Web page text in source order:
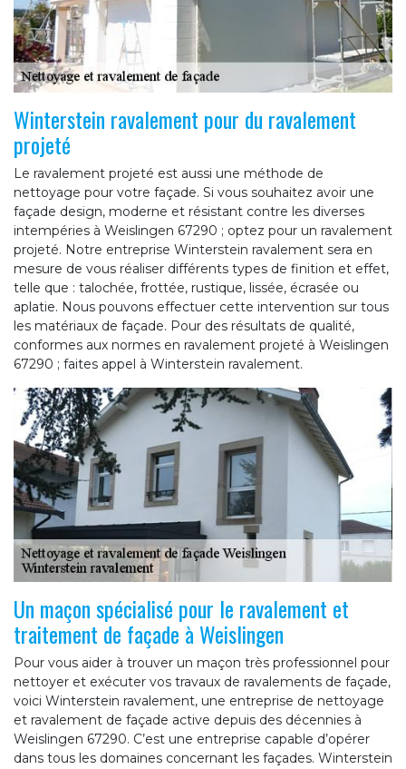
Winterstein ravalement pour du ravalement
projeté
Le ravalement projeté est aussi une méthode de
nettoyage pour votre façade. Si vous souhaitez avoir une
façade design, moderne et résistant contre les diverses
intempéries à Weislingen 67290 ; optez pour un ravalement
projeté. Notre entreprise Winterstein ravalement sera en
mesure de vous réaliser différents types de finition et effet,
telle que : talochée, frottée, rustique, lissée, écrasée ou
aplatie. Nous pouvons effectuer cette intervention sur tous
les matériaux de façade. Pour des résultats de qualité,
conformes aux normes en ravalement projeté à Weislingen
67290 ; faites appel à Winterstein ravalement.
Un maçon spécialisé pour le ravalement et
traitement de façade à Weislingen
Pour vous aider à trouver un maçon très professionnel pour
nettoyer et exécuter vos travaux de ravalements de façade,
voici Winterstein ravalement, une entreprise de nettoyage
et ravalement de façade active depuis des décennies à
Weislingen 67290. C’est une entreprise capable d’opérer
dans tous les domaines concernant les façades. Winterstein